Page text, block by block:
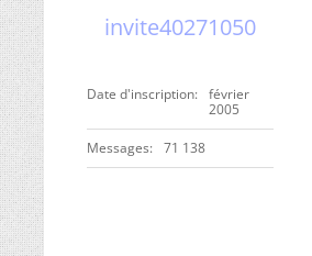
invite40271050
Date d'inscription
février
2005
Messages 71 138